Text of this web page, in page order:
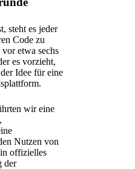
steht es jeder
Code zu
etwa sechs
es vorzieht,
Idee für eine
wir eine
Nutzen von
offizielles
der